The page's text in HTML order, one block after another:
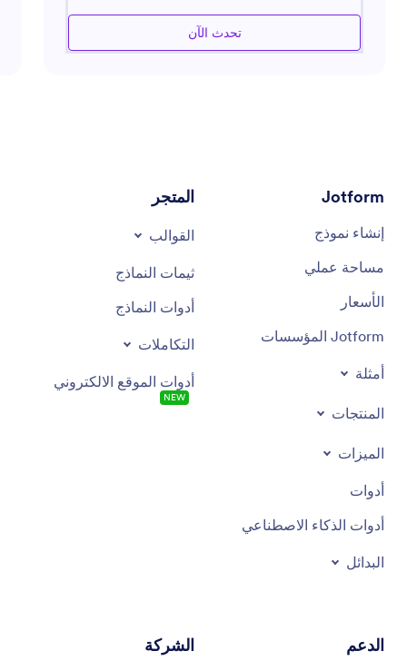
المساعد يوفر توجيهًا مستنيرًا لتحسين قراراتك المالية. إنه
بارع في تقييم التقارير المالية وفهم اتجاهات السوق
تحدث الآن
Jotform
إنشاء نموذج
مساحة عملي
الأسعار
Jotform المؤسسات
أمثلة
المنتجات
الميزات
أدوات
أدوات الذكاء الاصطناعي
البدائل
المتجر
القوالب
ثيمات النماذج
أدوات النماذج
التكاملات
أدوات الموقع الالكتروني
NEW
الدعم الشركة